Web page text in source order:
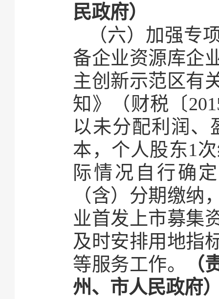
民政府）
（六）加强专
备企业资源库企
主创新示范区有
知》（财税〔
以未分配利润、
本，个人股东1
际情况自行确
（含）分期缴纳
业首发上市募集
及时安排用地指
等服务工作。
（
州、市人民政府